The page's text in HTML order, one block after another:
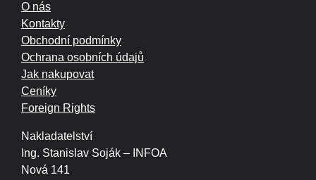
Nakladatelství
Ing. Stanislav Soják – INFOA
Nová 141
O nás
Kontakty
Obchodní podmínky
Ochrana osobních údajů
Jak nakupovat
Ceníky
Foreign Rights